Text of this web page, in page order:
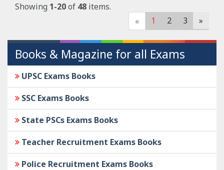
Showing 1-20of 48 items.
«
1 2 3 »
Books & Magazine for all Exams
UPSC Exams Books
SSC Exams Books
State PSCs Exams Books
Teacher Recruitment Exams Books
Police Recruitment Exams Books